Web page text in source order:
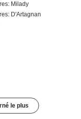
Milady
D'Artagnan
le plus